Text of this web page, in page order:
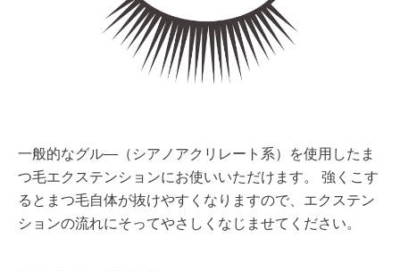
一般的なグル―（シアノアクリレート系）を使用したま
つ毛エクステンションにお使いいただけます。 強くこす
るとまつ毛自体が抜けやすくなりますので、エクステン
ションの流れにそってやさしくなじませてください。